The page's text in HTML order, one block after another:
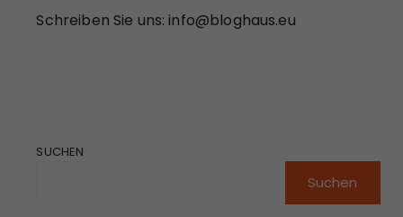
Schreiben Sie uns: info@bloghaus.eu
SUCHEN
Suchen